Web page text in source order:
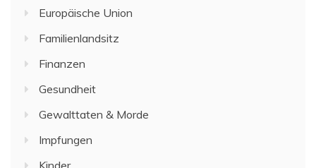
Europäische Union
Familienlandsitz
Finanzen
Gesundheit
Gewalttaten & Morde
Impfungen
Kinder